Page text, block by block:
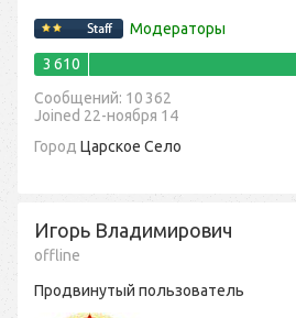
Модераторы
3 610
Cообщений: 10 362
Joined 22-ноября 14
Город Царское Село
offline
Игорь Владимирович
Продвинутый пользователь